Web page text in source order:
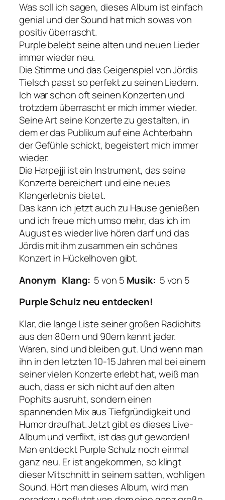
Was soll ich sagen, dieses Album ist einfach
genial und der Sound hat mich sowas von
positiv überrascht.
Purple belebt seine alten und neuen Lieder
immer wieder neu.
Die Stimme und das Geigenspiel von Jördis
Tielsch passt so perfekt zu seinen Liedern.
Ich war schon oft seinen Konzerten und
trotzdem überrascht er mich immer wieder.
Seine Art seine Konzerte zu gestalten, in
dem er das Publikum auf eine Achterbahn
der Gefühle schickt, begeistert mich immer
wieder.
Die Harpejji ist ein Instrument, das seine
Konzerte bereichert und eine neues
Klangerlebnis bietet.
Das kann ich jetzt auch zu Hause genießen
und ich freue mich umso mehr, das ich im
August es wieder live hören darf und das
Jördis mit ihm zusammen ein schönes
Konzert in Hückelhoven gibt.
Anonym Klang: 5 von 5 Musik: 5 von 5
Purple Schulz neu entdecken!
Klar, die lange Liste seiner großen Radiohits
aus den 80ern und 90ern kennt jeder.
Waren, sind und bleiben gut. Und wenn man
ihn in den letzten 10-15 Jahren mal bei einem
seiner vielen Konzerte erlebt hat, weiß man
auch, dass er sich nicht auf den alten
Pophits ausruht, sondern einen
spannenden Mix aus Tiefgründigkeit und
Humor draufhat. Jetzt gibt es dieses Live-
Album und verflixt, ist das gut geworden!
Man entdeckt Purple Schulz noch einmal
ganz neu. Er ist angekommen, so klingt
dieser Mitschnitt in seinem satten, wohligen
Sound. Hört man dieses Album, wird man